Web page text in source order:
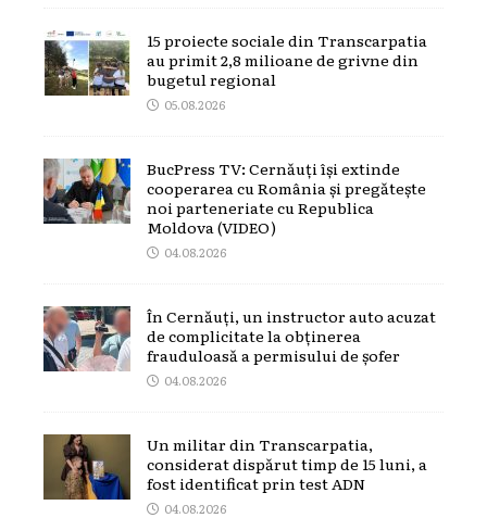
15 proiecte sociale din Transcarpatia
au primit 2,8 milioane de grivne din
bugetul regional
05.08.2026
BucPress TV: Cernăuți își extinde
cooperarea cu România și pregătește
noi parteneriate cu Republica
Moldova (VIDEO)
04.08.2026
În Cernăuți, un instructor auto acuzat
de complicitate la obținerea
frauduloasă a permisului de șofer
04.08.2026
Un militar din Transcarpatia,
considerat dispărut timp de 15 luni, a
fost identificat prin test ADN
04.08.2026